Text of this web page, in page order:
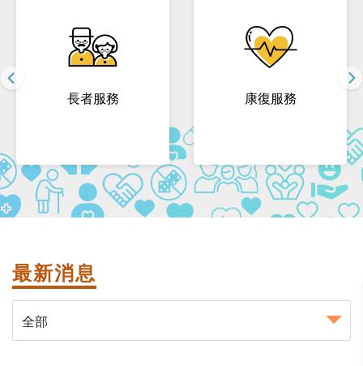
長者服務 康復服務
最新消息
全部